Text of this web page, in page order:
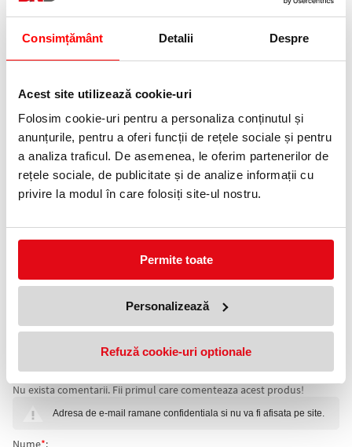
Consimțământ Detalii Despre
Acest site utilizează cookie-uri
Folosim cookie-uri pentru a personaliza conținutul și
anunțurile, pentru a oferi funcții de rețele sociale și pentru
a analiza traficul. De asemenea, le oferim partenerilor de
rețele sociale, de publicitate și de analize informații cu
privire la modul în care folosiți site-ul nostru.
Permite toate
Personalizează
Refuză cookie-uri optionale
Bucati:
Cod produs:35880
Informatii livrare
Telefon:
0372 552 601
Adauga in wishlist
Este disponibil in culorile pentru colectare selectiva.
Capacitate (l): 60
Forma: cilindrica
COMENTARII COS COLECTARE SELECTIVA HARTIE,
CAPAC BATANT, ALBASTRU, 60 L DELTA
Nu exista comentarii. Fii primul care comenteaza acest produs!
Adresa de e-mail ramane confidentiala si nu va fi afisata pe site.
Nume*: